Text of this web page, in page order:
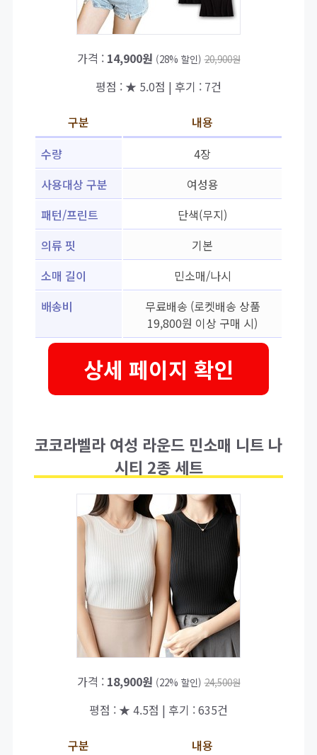
가격 : 14,900원 (28% 할인) 20,900원
평점 : ★ 5.0점 | 후기 : 7건
구분
내용
수량
4장
사용대상 구분
여성용
패턴/프린트
단색(무지)
의류 핏
기본
소매 길이
민소매/나시
배송비
무료배송 (로켓배송 상품
19,800원 이상 구매 시)
상세 페이지 확인
코코라벨라 여성 라운드 민소매 니트 나
시티 2종 세트
가격 : 18,900원 (22% 할인) 24,500원
평점 : ★ 4.5점 | 후기 : 635건
구분
내용